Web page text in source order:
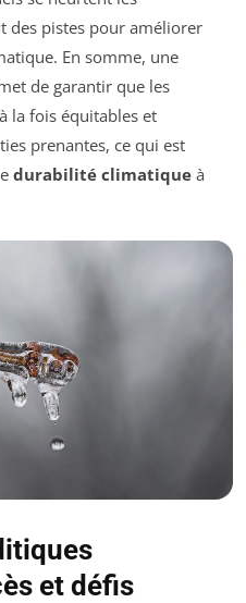
des pistes pour améliorer
En somme, une
de garantir que les
la fois équitables et
prenantes, ce qui est
durabilité climatique à
et défis